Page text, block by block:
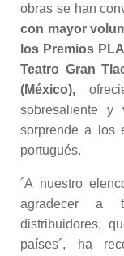
obras se han
con mayor
los Premios
Teatro Gran
(México),
sobresaliente y
sorprende a los
portugués.
´A nuestro
agradecer a
distribuidores,
países´, ha